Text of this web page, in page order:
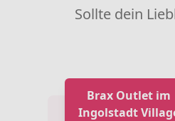
Sollte dein
Brax Outlet im
Ingolstadt